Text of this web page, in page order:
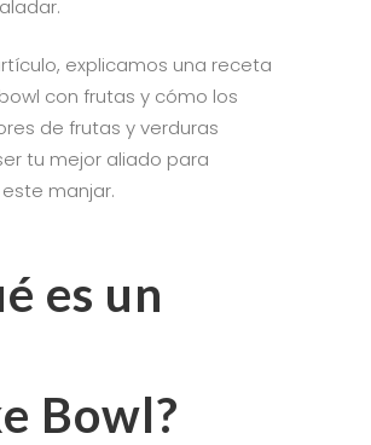
explicamos una receta
con frutas y cómo los
de frutas y verduras
tu mejor aliado para
manjar.
es un
Bowl?